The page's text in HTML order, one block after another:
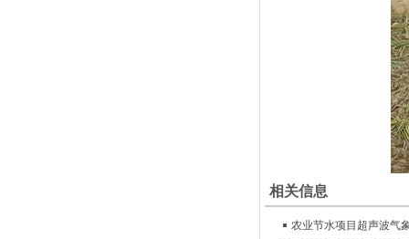
相关信息
农业节水项目超声波气